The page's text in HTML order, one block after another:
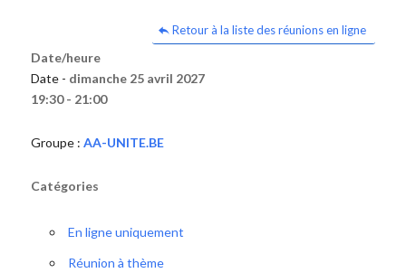
Retour à la liste des réunions en ligne
Date/heure
Date - dimanche 25 avril 2027
19:30 - 21:00
Groupe : AA-UNITE.BE
Catégories
En ligne uniquement
Réunion à thème